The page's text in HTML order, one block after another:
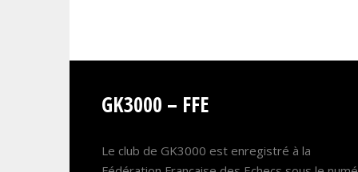
GK3000 – FFE
Le club de GK3000 est enregistré à la